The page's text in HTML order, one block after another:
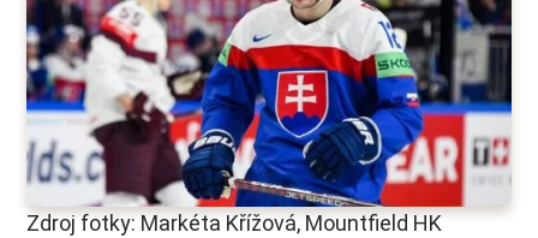
Zdroj fotky: Markéta Křížová, Mountfield HK